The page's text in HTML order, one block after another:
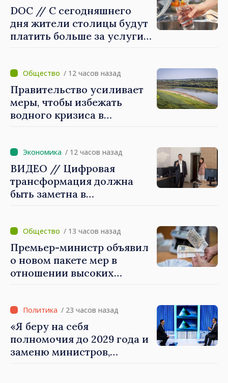
DOC // С сегодняшнего
дня жители столицы будут
платить больше за услуги
/ 12 часов назад
Правительство усиливает
меры, чтобы избежать
водного кризиса в
/ 12 часов назад
ВИДЕО // Цифровая
трансформация должна
быть заметна в
экономики: премьер-
министр Василе Тофан
посетил Агентство
электронного управления
/ 13 часов назад
Премьер-министр объявил
о новом пакете мер в
отношении высоких
/ 23 часов назад
«Я беру на себя
полномочия до 2029 года и
заменю министров,